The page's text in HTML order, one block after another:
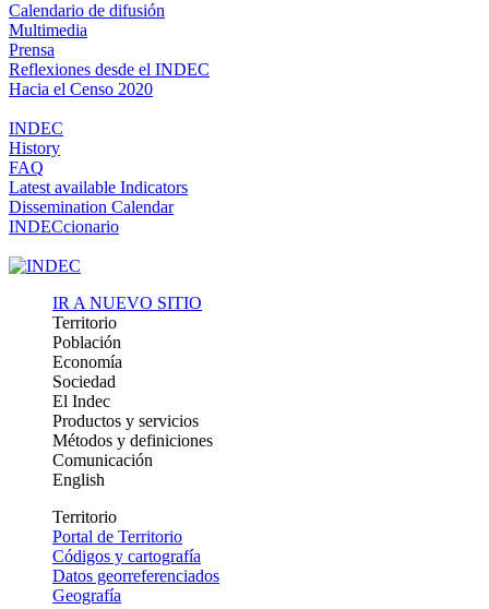
Calendario de difusión
Multimedia
Prensa
Reflexiones desde el INDEC
Hacia el Censo 2020
INDEC
History
FAQ
Latest available Indicators
Dissemination Calendar
INDECcionario
IR A NUEVO SITIO
Territorio
Población
Economía
Sociedad
El Indec
Productos y servicios
Métodos y definiciones
Comunicación
English
Territorio
Portal de Territorio
Códigos y cartografía
Datos georreferenciados
Geografía